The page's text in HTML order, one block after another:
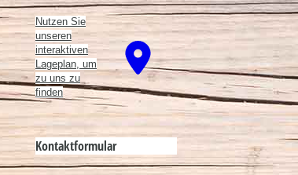
Nutzen Sie
unseren
interaktiven
La­ge­plan, um
zu uns zu
finden
Kontaktformular